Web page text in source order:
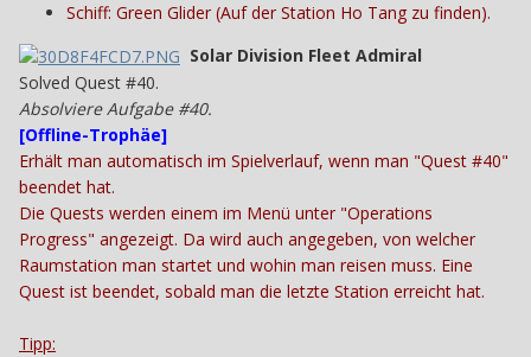
Schiff: Green Glider (Auf der Station Ho Tang zu finden).
Solar Division Fleet Admiral
Solved Quest #40.
Absolviere Aufgabe #40.
[Offline-Trophäe]
Erhält man automatisch im Spielverlauf, wenn man "Quest #40"
beendet hat.
Die Quests werden einem im Menü unter "Operations
Progress" angezeigt. Da wird auch angegeben, von welcher
Raumstation man startet und wohin man reisen muss. Eine
Quest ist beendet, sobald man die letzte Station erreicht hat.
Tipp: